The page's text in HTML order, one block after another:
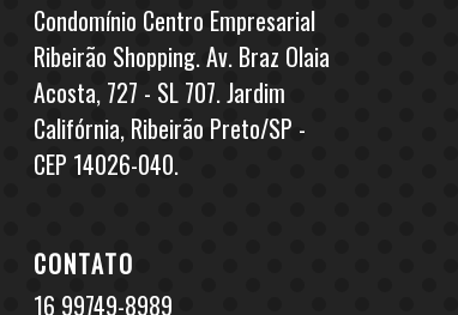
Condomínio Centro Empresarial
Ribeirão Shopping. Av. Braz Olaia
Acosta, 727 - SL 707. Jardim
Califórnia, Ribeirão Preto/SP -
CEP 14026-040.
CONTATO
16 99749-8989